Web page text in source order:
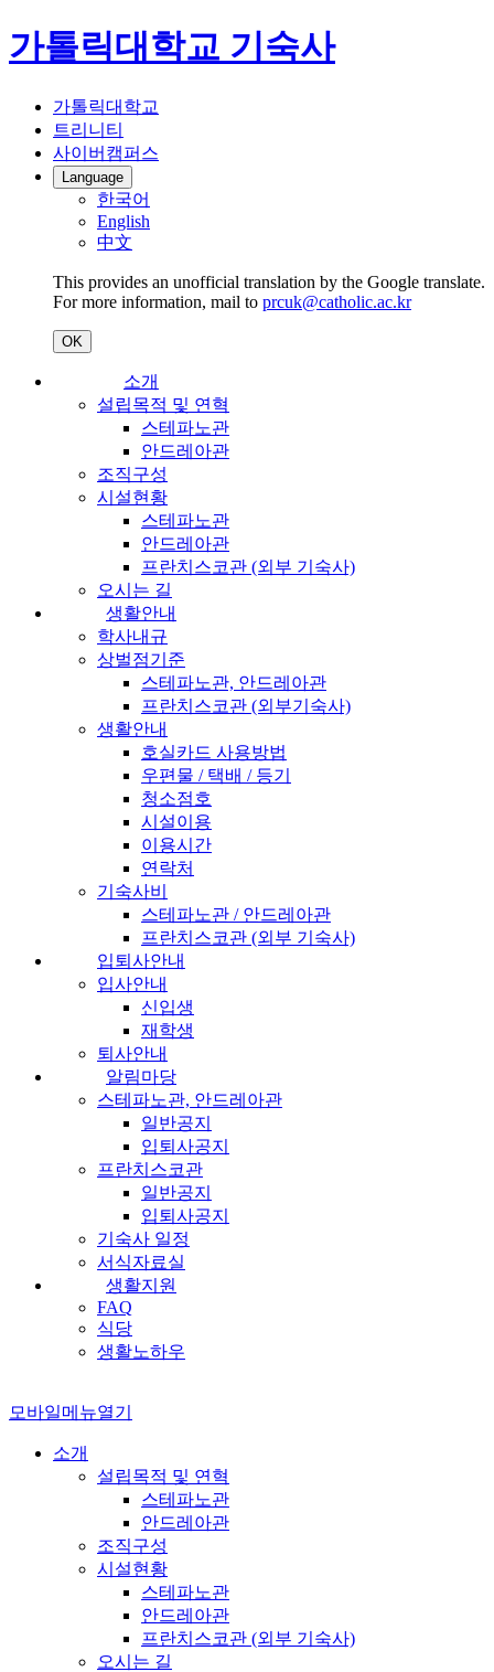
가톨릭대학교 기숙사
가톨릭대학교
트리니티
사이버캠퍼스
Language
한국어
English
中文
This provides an unofficial translation by the Google translate.
For more information, mail to prcuk@catholic.ac.kr
OK
소개
설립목적 및 연혁
스테파노관
안드레아관
조직구성
시설현황
스테파노관
안드레아관
프란치스코관 (외부 기숙사)
오시는 길
생활안내
학사내규
상벌점기준
스테파노관, 안드레아관
프란치스코관 (외부기숙사)
생활안내
호실카드 사용방법
우편물 / 택배 / 등기
청소점호
시설이용
이용시간
연락처
기숙사비
스테파노관 / 안드레아관
프란치스코관 (외부 기숙사)
입퇴사안내
입사안내
신입생
재학생
퇴사안내
알림마당
스테파노관, 안드레아관
일반공지
입퇴사공지
프란치스코관
일반공지
입퇴사공지
기숙사 일정
서식자료실
생활지원
FAQ
식당
생활노하우
모바일메뉴열기
소개
설립목적 및 연혁
스테파노관
안드레아관
조직구성
시설현황
스테파노관
안드레아관
프란치스코관 (외부 기숙사)
오시는 길